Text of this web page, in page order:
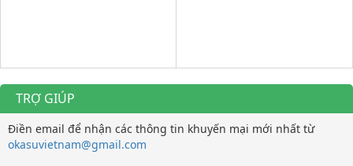
TRỢ GIÚP
Điền email để nhận các thông tin khuyến mại mới nhất từ
okasuvietnam@gmail.com